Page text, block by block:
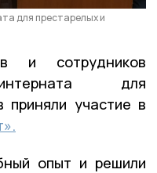
для престарелых и
и сотрудников
для
приняли участие в
опыт и решили